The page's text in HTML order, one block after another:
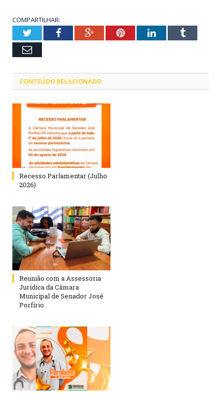
COMPARTILHAR:
TwitterFacebookGoogle+PinterestLinkedInTumblr
Email
CONTEÚDO RELACIONADO
Recesso Parlamentar (Julho
2026)
Reunião com a Assessoria
Jurídica da Câmara
Municipal de Senador José
Porfírio